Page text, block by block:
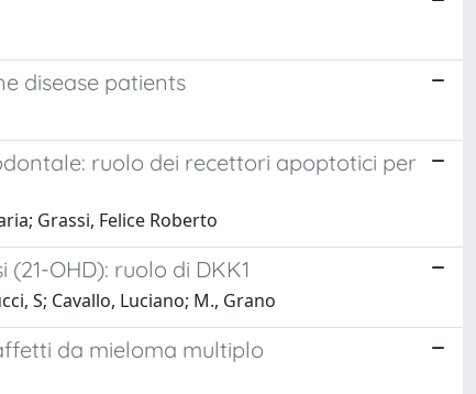
disease patients
ruolo dei recettori apoptotici per
Grassi, Felice Roberto
OHD): ruolo di DKK1
S; Cavallo, Luciano; M., Grano
da mieloma multiplo